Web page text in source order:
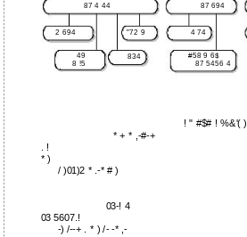
87 4 44 87 694
2 694 "72 9 4 74
49 834 #58 9 6$
8 !5
87 5456 4
! " #$# ! %&'( )
* + * ,-#-+
. !
* )
/ )01)2 * .-* # )
03-! 4
03 5607.!
-) /--+ . * ) /- -* ,-